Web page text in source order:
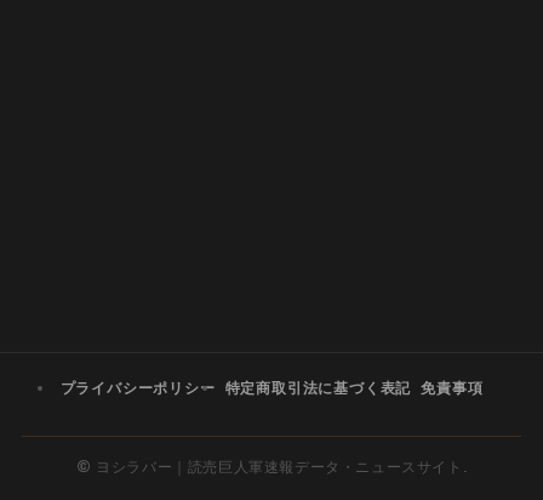
プライバシーポリシー 特定商取引法に基づく表記 免責事項
© ヨシラバー｜読売巨人軍速報データ・ニュースサイト.